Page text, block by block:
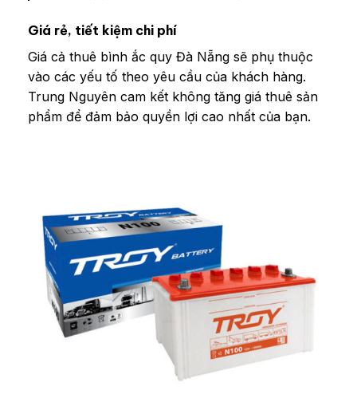
Giá rẻ, tiết kiệm chi phí
Giá cả thuê bình ắc quy Đà Nẵng sẽ phụ thuộc
vào các yếu tố theo yêu cầu của khách hàng.
Trung Nguyên cam kết không tăng giá thuê sản
phẩm để đảm bảo quyền lợi cao nhất của bạn.